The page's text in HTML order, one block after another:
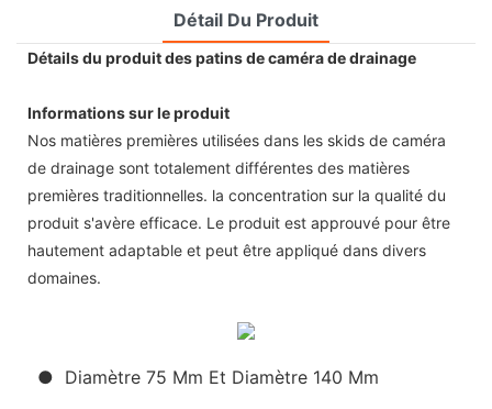
Détail Du Produit
Détails du produit des patins de caméra de drainage
Informations sur le produit
Nos matières premières utilisées dans les skids de caméra
de drainage sont totalement différentes des matières
premières traditionnelles. la concentration sur la qualité du
produit s'avère efficace. Le produit est approuvé pour être
hautement adaptable et peut être appliqué dans divers
domaines.
● Diamètre 75 Mm Et Diamètre 140 Mm